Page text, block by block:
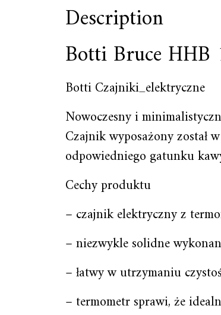
Description
Botti Bruce HHB
Botti Czajniki_elektryczne
Nowoczesny i
Czajnik wyposażony został
odpowiedniego gatunku
Cechy produktu
– czajnik elektryczny z
– niezwykle solidne
– łatwy w utrzymaniu
– termometr sprawi, że